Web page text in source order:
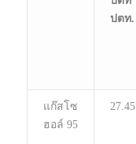
ปตท.
แก๊สโซ
ฮอล์ 95
27.45